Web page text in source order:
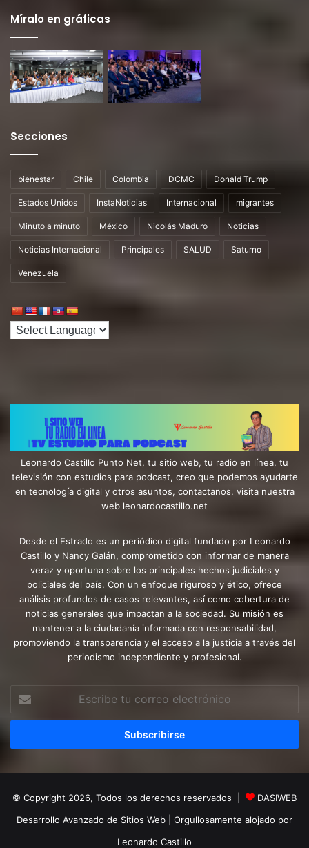
Míralo en gráficas
Secciones
bienestar Chile Colombia DCMC Donald Trump
Estados Unidos InstaNoticias Internacional migrantes
Minuto a minuto México Nicolás Maduro Noticias
Noticias Internacional Principales SALUD Saturno
Venezuela
Leonardo Castillo Punto Net, tu sitio web, tu radio en línea, tu
televisión con estudios para podcast, creo que podemos ayudarte
en tecnología digital y otros asuntos, contactanos. visita nuestra
web leonardocastillo.net
Desde el Estrado es un periódico digital fundado por Leonardo
Castillo y Nancy Galán, comprometido con informar de manera
veraz y oportuna sobre los principales hechos judiciales y
policiales del país. Con un enfoque riguroso y ético, ofrece
análisis profundos de casos relevantes, así como cobertura de
noticias generales que impactan a la sociedad. Su misión es
mantener a la ciudadanía informada con responsabilidad,
promoviendo la transparencia y el acceso a la justicia a través del
periodismo independiente y profesional.
correo
© Copyright 2026, Todos los derechos reservados |
DASIWEB
Desarrollo Avanzado de Sitios Web | Orgullosamente alojado por
Leonardo Castillo